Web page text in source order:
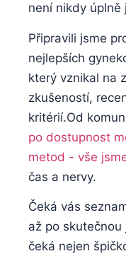
není nikdy úplně
Připravili ⁣jsme
nejlepších
který vznikal na‌
zkušeností,
kritérií.Od
po dostupnost
metod -⁤ vše​
čas a nervy.
Čeká vás
⁣až po⁣
čeká nejen